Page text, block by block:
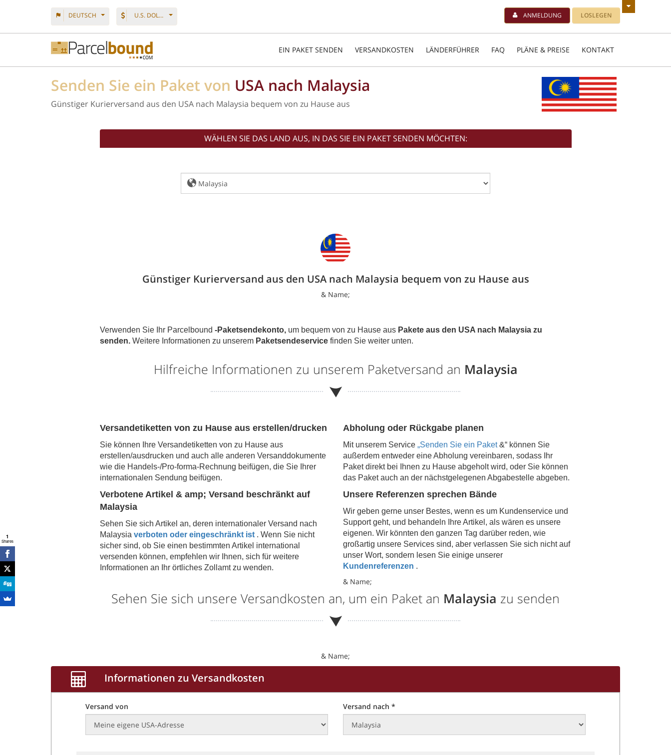
DEUTSCH U.S. DOLLAR ANMELDUNG LOSLEGEN
EIN PAKET SENDEN VERSANDKOSTEN LÄNDERFÜHRER FAQ PLÄNE & PREISE KONTAKT
Senden Sie ein Paket von USA nach Malaysia
Günstiger Kurierversand aus den USA nach Malaysia bequem von zu Hause aus
WÄHLEN SIE DAS LAND AUS, IN DAS SIE EIN PAKET SENDEN MÖCHTEN:
Günstiger Kurierversand aus den USA nach Malaysia bequem von zu Hause aus
& Name;
Verwenden Sie Ihr Parcelbound -Paketsendekonto,um bequem von zu Hause aus Pakete aus den USA nach Malaysiazu
senden.Weitere Informationen zu unserem Paketsendeservicefinden Sie weiter unten.
Hilfreiche Informationen zu unserem Paketversand an Malaysia
Versandetiketten von zu Hause aus erstellen/drucken
Sie können Ihre Versandetiketten von zu Hause aus
erstellen/ausdrucken und auch alle anderen Versanddokumente
wie die Handels-/Pro-forma-Rechnung beifügen, die Sie Ihrer
internationalen Sendung beifügen.
Abholung oder Rückgabe planen
Mit unserem Service „Senden Sie ein Paket&“ können Sie
außerdem entweder eine Abholung vereinbaren, sodass Ihr
Paket direkt bei Ihnen zu Hause abgeholt wird, oder Sie können
das Paket auch an der nächstgelegenen Abgabestelle abgeben.
Verbotene Artikel & amp; Versand beschränkt auf
Malaysia
Sehen Sie sich Artikel an, deren internationaler Versand nach
Malaysia verboten oder eingeschränkt ist. Wenn Sie nicht
sicher sind, ob Sie einen bestimmten Artikel international
versenden können, empfehlen wir Ihnen, sich für weitere
Informationen an Ihr örtliches Zollamt zu wenden.
Unsere Referenzen sprechen Bände
Wir geben gerne unser Bestes, wenn es um Kundenservice und
Support geht, und behandeln Ihre Artikel, als wären es unsere
eigenen. Wir könnten den ganzen Tag darüber reden, wie
großartig unsere Services sind, aber verlassen Sie sich nicht auf
unser Wort, sondern lesen Sie einige unserer
Kundenreferenzen .
& Name;
Sehen Sie sich unsere Versandkosten an, um ein Paket an Malaysia zu senden
& Name;
Informationen zu Versandkosten
Versand von Versand nach *
1
Shares